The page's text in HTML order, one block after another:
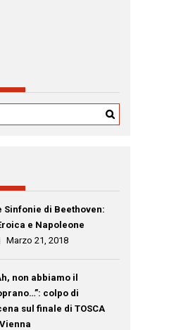
Sinfonie di Beethoven:
e Napoleone
Marzo 21, 2018
non abbiamo il
colpo di
sul finale di TOSCA